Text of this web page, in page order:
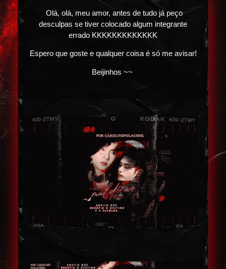
Olá, olá, meu amor, antes de tudo já peço
desculpas se tiver colocado algum integrante
errado KKKKKKKKKKKKK
Espero que goste e qualquer coisa é só me avisar!
Beijinhos ~~